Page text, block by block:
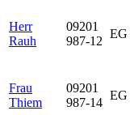
Herr
Rauh
09201
987-12
EG
Frau
Thiem
09201
987-14
EG